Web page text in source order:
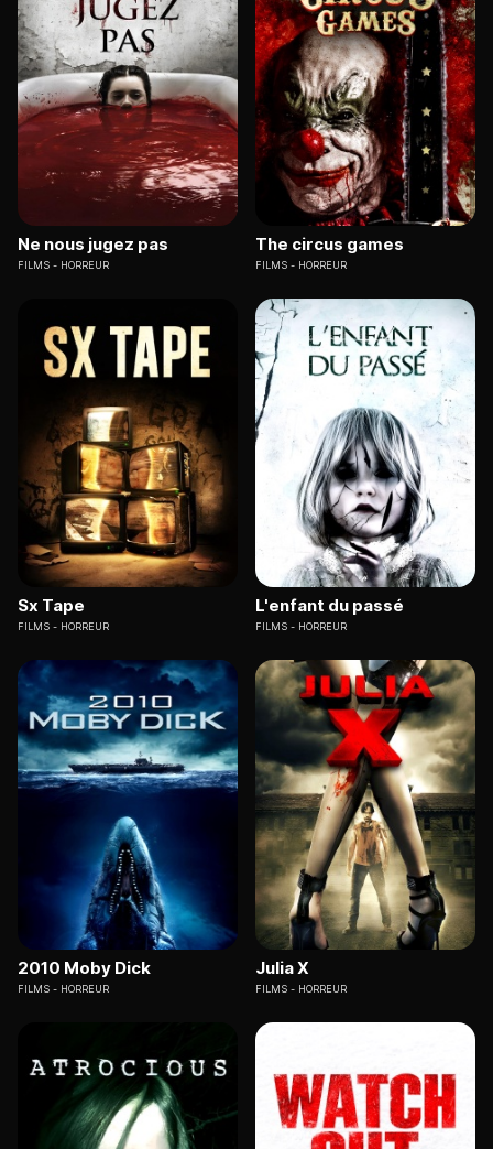
Ne nous jugez pas
FILMS HORREUR
The circus games
FILMS HORREUR
Sx Tape
FILMS HORREUR
L'enfant du passé
FILMS HORREUR
2010 Moby Dick
FILMS HORREUR
Julia X
FILMS HORREUR